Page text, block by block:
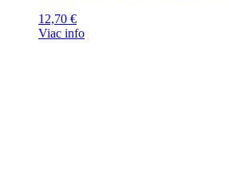
12,70 €
Viac info